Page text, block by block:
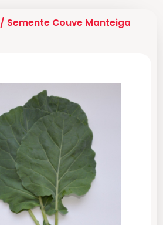
/ Semente Couve Manteiga